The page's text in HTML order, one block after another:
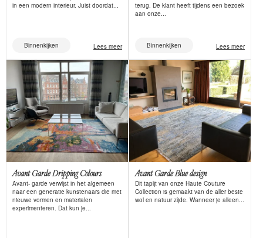
in een modern interieur. Juist doordat...
Binnenkijken Lees meer
terug. De klant heeft tijdens een bezoek
aan onze...
Binnenkijken Lees meer
Avant Garde Dripping Colours
Avant- garde verwijst in het algemeen
naar een generatie kunstenaars die met
nieuwe vormen en materialen
experimenteren. Dat kun je...
Avant Garde Blue design
Dit tapijt van onze Haute Couture
Collection is gemaakt van de aller beste
wol en natuur zijde. Wanneer je alleen...